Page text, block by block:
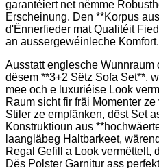
garantéiert net nëmme
Erscheinung. Den **Korpus
d'Ënnerfieder mat Qualitéit
an aussergewéinleche Komfort.
Ausstatt englesche
dësem **3+2 Sëtz Sofa Set**,
mee och e luxuriéise Look
Raum sicht fir fräi Momenter
Stiler ze empfänken, dëst Set
Konstruktioun aus
laangläbeg Haltbarkeet,
Regal Gefill a Look vermëttelt,
Dës Polster Garnitur ass